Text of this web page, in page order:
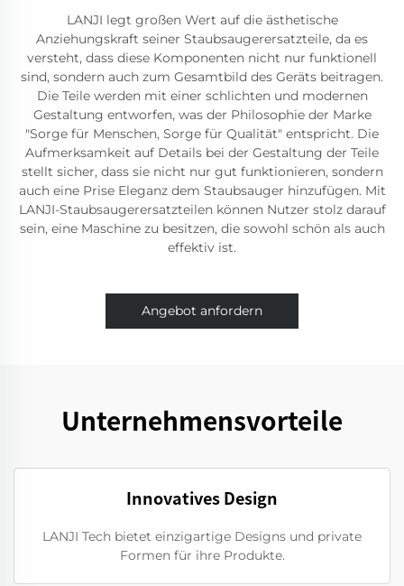
LANJI legt großen Wert auf die ästhetische
Anziehungskraft seiner Staubsaugerersatzteile, da es
versteht, dass diese Komponenten nicht nur funktionell
sind, sondern auch zum Gesamtbild des Geräts beitragen.
Die Teile werden mit einer schlichten und modernen
Gestaltung entworfen, was der Philosophie der Marke
"Sorge für Menschen, Sorge für Qualität" entspricht. Die
Aufmerksamkeit auf Details bei der Gestaltung der Teile
stellt sicher, dass sie nicht nur gut funktionieren, sondern
auch eine Prise Eleganz dem Staubsauger hinzufügen. Mit
LANJI-Staubsaugerersatzteilen können Nutzer stolz darauf
sein, eine Maschine zu besitzen, die sowohl schön als auch
effektiv ist.
Angebot anfordern
Unternehmensvorteile
Innovatives Design
LANJI Tech bietet einzigartige Designs und private
Formen für ihre Produkte.